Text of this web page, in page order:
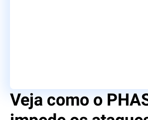
Veja como o